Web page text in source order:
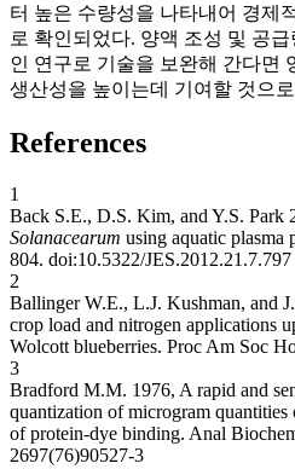
터 높은 수량성을 나타내어 경제
로 확인되었다. 양액 조성 및 공
인 연구로 기술을 보완해 간다면
생산성을 높이는데 기여할 것으
References
1
Back S.E., D.S. Kim, and Y.S. Park
Solanacearum using aquatic plasma
804. doi:10.5322/JES.2012.21.7.797
2
Ballinger W.E., L.J. Kushman, and
crop load and nitrogen applications
Wolcott blueberries. Proc Am Soc
3
Bradford M.M. 1976, A rapid and
quantization of microgram
of protein-dye binding. Anal
2697(76)90527-3